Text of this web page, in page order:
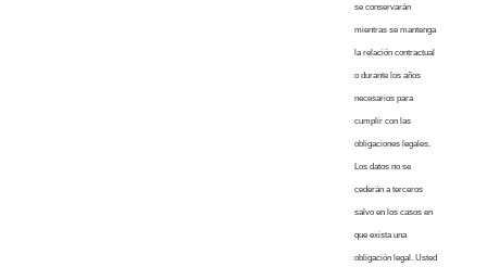
se conservarán
mientras se mantenga
la relación contractual
o durante los años
necesarios para
cumplir con las
obligaciones legales.
Los datos no se
cederán a terceros
salvo en los casos en
que exista una
obligación legal. Usted